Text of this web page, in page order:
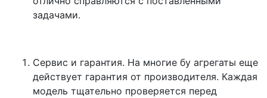
задачами.
Сервис и гарантия. На многие бу агрегаты еще
действует гарантия от производителя. Каждая
модель тщательно проверяется перед